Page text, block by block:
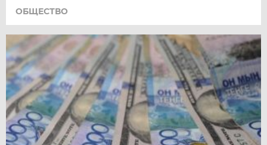
ОБЩЕСТВО